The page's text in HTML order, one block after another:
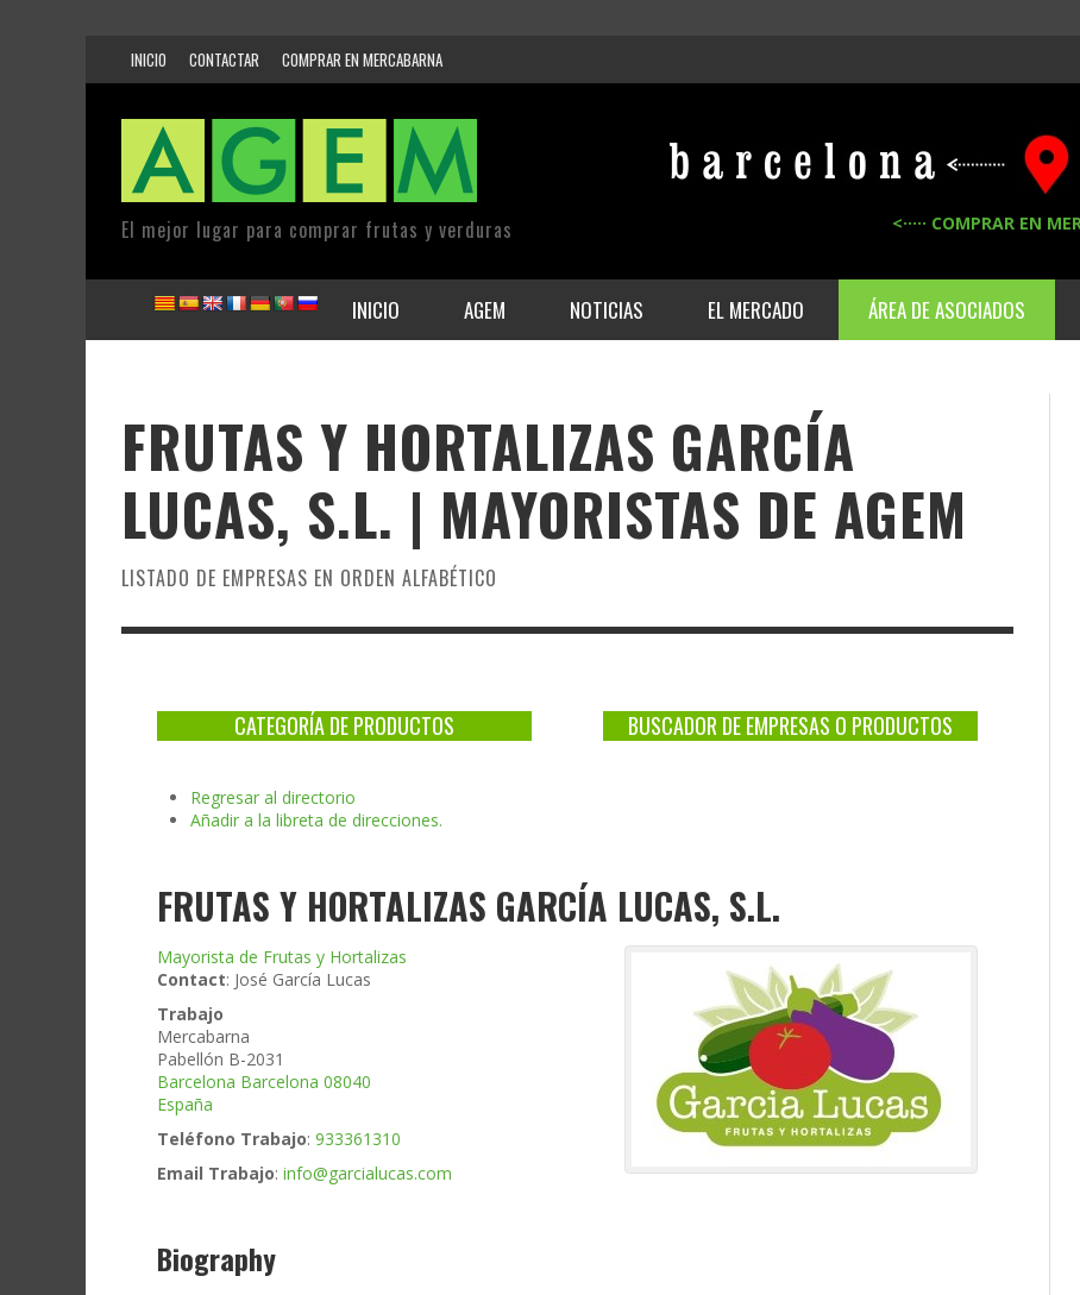
INICIO CONTACTAR COMPRAR EN MERCABARNA
El mejor lugar para comprar frutas y verduras <····· COMPRAR EN
INICIO AGEM NOTICIAS EL MERCADO ÁREA DE ASOCIADOS
FRUTAS Y HORTALIZAS GARCÍA
LUCAS, S.L. | MAYORISTAS DE AGEM
LISTADO DE EMPRESAS EN ORDEN ALFABÉTICO
CATEGORÍA DE PRODUCTOS BUSCADOR DE EMPRESAS O PRODUCTOS
Regresar al directorio
Añadir a la libreta de direcciones.
FRUTAS Y HORTALIZAS GARCÍA LUCAS, S.L.
Mayorista de Frutas y Hortalizas
Contact: José García Lucas
Trabajo
Mercabarna
Pabellón B-2031
Barcelona Barcelona 08040
España
Teléfono Trabajo: 933361310
Email Trabajo: info@garcialucas.com
Biography